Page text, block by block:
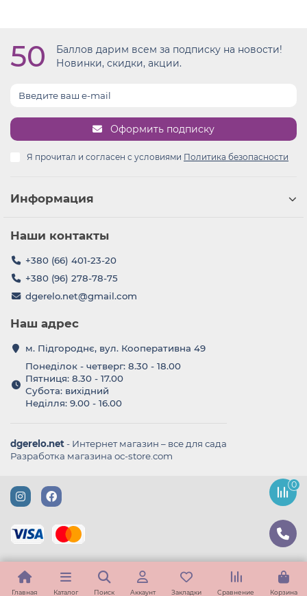
50
Баллов дарим всем за подписку на новости!
Новинки, скидки, акции.
Оформить подписку
Я прочитал и согласен с условиями Политика безопасности
Информация
Наши контакты
+380 (66) 401-23-20
+380 (96) 278-78-75
dgerelo.net@gmail.com
Наш адрес
м. Підгороднє, вул. Кооперативна 49
Понеділок - четверг: 8.30 - 18.00
Пятниця: 8.30 - 17.00
Субота: вихідний
Неділля: 9.00 - 16.00
dgerelo.net- Интернет магазин – все для сада
Разработка магазина oc-store.com
0
Главная Каталог Поиск Аккаунт Закладки Сравнение Корзина